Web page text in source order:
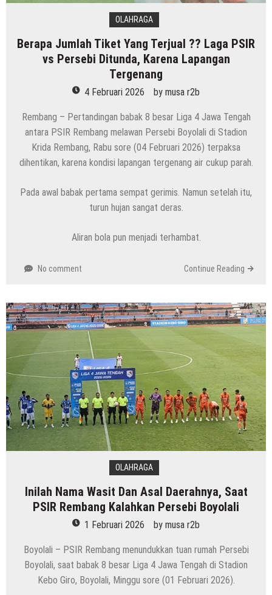
OLAHRAGA
Berapa Jumlah Tiket Yang Terjual ?? Laga PSIR
vs Persebi Ditunda, Karena Lapangan
Tergenang
4 Februari 2026 by musa r2b
Rembang – Pertandingan babak 8 besar Liga 4 Jawa Tengah
antara PSIR Rembang melawan Persebi Boyolali di Stadion
Krida Rembang, Rabu sore (04 Februari 2026) terpaksa
dihentikan, karena kondisi lapangan tergenang air cukup parah.
Pada awal babak pertama sempat gerimis. Namun setelah itu,
turun hujan sangat deras.
Aliran bola pun menjadi terhambat.
No comment Continue Reading
OLAHRAGA
Inilah Nama Wasit Dan Asal Daerahnya, Saat
PSIR Rembang Kalahkan Persebi Boyolali
1 Februari 2026 by musa r2b
Boyolali – PSIR Rembang menundukkan tuan rumah Persebi
Boyolali, saat babak 8 besar Liga 4 Jawa Tengah di Stadion
Kebo Giro, Boyolali, Minggu sore (01 Februari 2026).